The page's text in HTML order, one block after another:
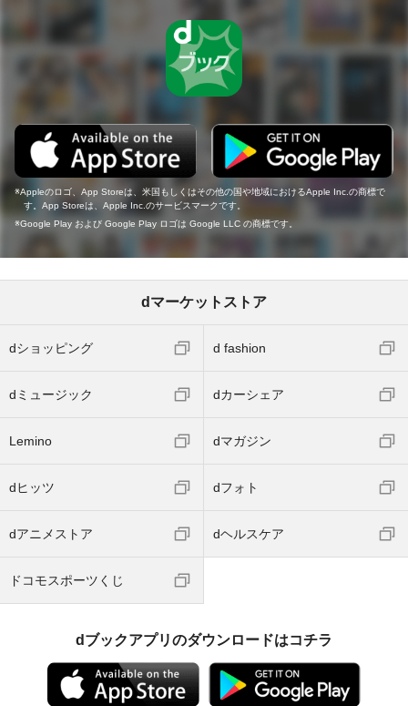
Appleのロゴ、App Storeは、米国もしくはその他の国や地域におけるApple Inc.の商標で
す。App Storeは、Apple Inc.のサービスマークです。
Google Play および Google Play ロゴは Google LLC の商標です。
dマーケットストア
dショッピング d fashion
dミュージック dカーシェア
Lemino dマガジン
dヒッツ dフォト
dアニメストア dヘルスケア
ドコモスポーツくじ
dブックアプリのダウンロードはコチラ